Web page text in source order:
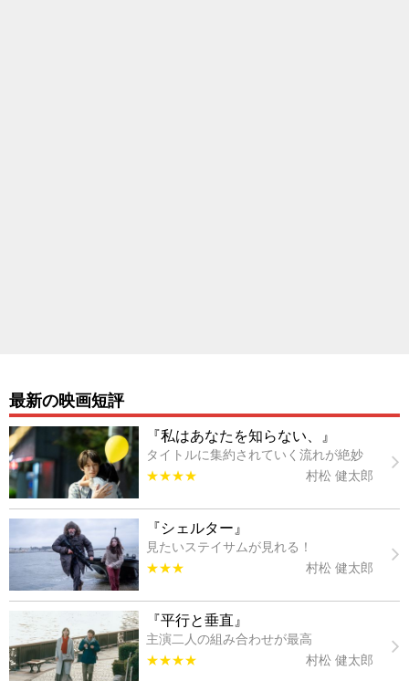
最新の映画短評
『私はあなたを知らない、』
タイトルに集約されていく流れが絶妙
★★★★
村松 健太郎
『シェルター』
見たいステイサムが見れる！
★★★
村松 健太郎
『平行と垂直』
主演二人の組み合わせが最高
★★★★
村松 健太郎